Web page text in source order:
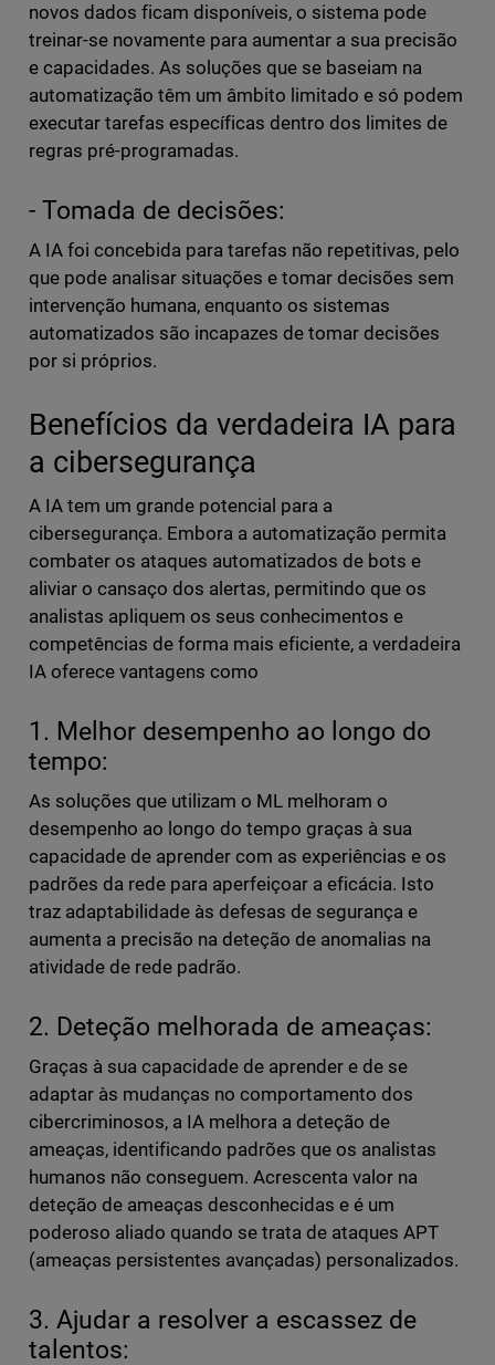
novos dados ficam disponíveis, o sistema pode
treinar-se novamente para aumentar a sua precisão
e capacidades. As soluções que se baseiam na
automatização têm um âmbito limitado e só podem
executar tarefas específicas dentro dos limites de
regras pré-programadas.
- Tomada de decisões:
A IA foi concebida para tarefas não repetitivas, pelo
que pode analisar situações e tomar decisões sem
intervenção humana, enquanto os sistemas
automatizados são incapazes de tomar decisões
por si próprios.
Benefícios da verdadeira IA para
a cibersegurança
A IA tem um grande potencial para a
cibersegurança. Embora a automatização permita
combater os ataques automatizados de bots e
aliviar o cansaço dos alertas, permitindo que os
analistas apliquem os seus conhecimentos e
competências de forma mais eficiente, a verdadeira
IA oferece vantagens como
1. Melhor desempenho ao longo do
tempo:
As soluções que utilizam o ML melhoram o
desempenho ao longo do tempo graças à sua
capacidade de aprender com as experiências e os
padrões da rede para aperfeiçoar a eficácia. Isto
traz adaptabilidade às defesas de segurança e
aumenta a precisão na deteção de anomalias na
atividade de rede padrão.
2. Deteção melhorada de ameaças:
Graças à sua capacidade de aprender e de se
adaptar às mudanças no comportamento dos
cibercriminosos, a IA melhora a deteção de
ameaças, identificando padrões que os analistas
humanos não conseguem. Acrescenta valor na
deteção de ameaças desconhecidas e é um
poderoso aliado quando se trata de ataques APT
(ameaças persistentes avançadas) personalizados.
3. Ajudar a resolver a escassez de
talentos: